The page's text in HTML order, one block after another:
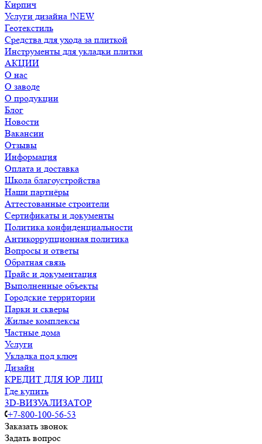
Кирпич
Услуги дизайна !NEW
Геотекстиль
Средства для ухода за плиткой
Инструменты для укладки плитки
АКЦИИ
О нас
О заводе
О продукции
Блог
Новости
Вакансии
Отзывы
Информация
Оплата и доставка
Школа благоустройства
Наши партнёры
Аттестованные строители
Сертификаты и документы
Политика конфиденциальности
Антикоррупционная политика
Вопросы и ответы
Обратная связь
Прайс и документация
Выполненные объекты
Городские территории
Парки и скверы
Жилые комплексы
Частные дома
Услуги
Укладка под ключ
Дизайн
КРЕДИТ ДЛЯ ЮР ЛИЦ
Где купить
3D-ВИЗУАЛИЗАТОР
+7-800-100-56-53
Заказать звонок
Задать вопрос